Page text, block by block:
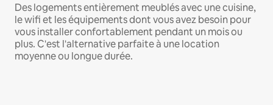
Des logements entièrement meublés avec une cuisine,
le wifi et les équipements dont vous avez besoin pour
vous installer confortablement pendant un mois ou
plus. C'est l'alternative parfaite à une location
moyenne ou longue durée.